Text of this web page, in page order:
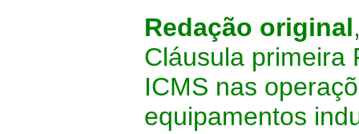
Redação original
Cláusula primeira
ICMS nas
equipamentos